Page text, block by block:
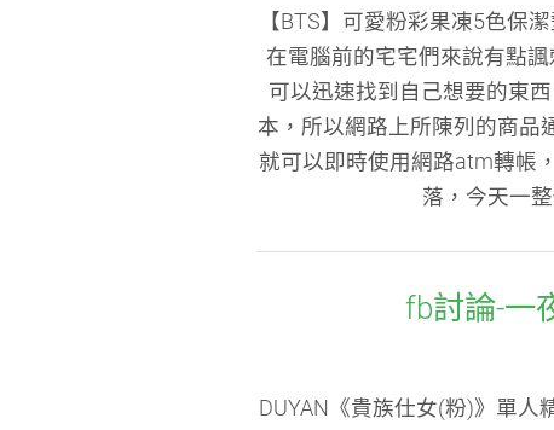
【BTS】可愛粉彩果凍5色保
在電腦前的宅宅們來說有點
可以迅速找到自己想要的東
本，所以網路上所陳列的商品
就可以即時使用網路atm轉帳
落，今天一
fb討論-一
DUYAN《貴族仕女(粉)》單